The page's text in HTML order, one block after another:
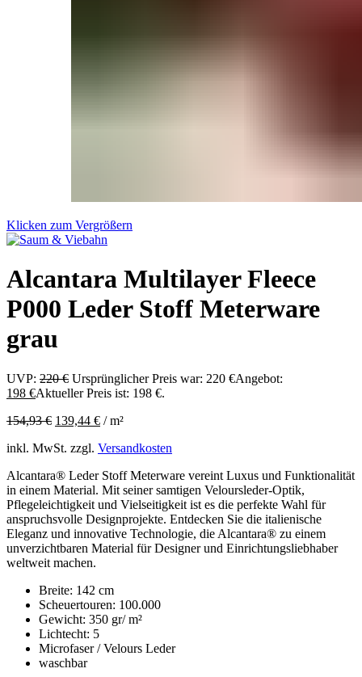
Klicken zum Vergrößern
Alcantara Multilayer Fleece
P000 Leder Stoff Meterware
grau
UVP: 220€ Ursprünglicher Preis war: 220 €Angebot:
198 €Aktueller Preis ist: 198 €.
154,93€ 139,44 € /m²
inkl. MwSt. zzgl. Versandkosten
Alcantara® Leder Stoff Meterware vereint Luxus und Funktionalität
in einem Material. Mit seiner samtigen Veloursleder-Optik,
Pflegeleichtigkeit und Vielseitigkeit ist es die perfekte Wahl für
anspruchsvolle Designprojekte. Entdecken Sie die italienische
Eleganz und innovative Technologie, die Alcantara® zu einem
unverzichtbaren Material für Designer und Einrichtungsliebhaber
weltweit machen.
Breite: 142 cm
Scheuertouren: 100.000
Gewicht: 350 gr/ m²
Lichtecht: 5
Microfaser / Velours Leder
waschbar